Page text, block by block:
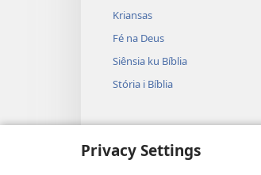
Privacy Settings
Kriansas
Fé na Deus
Siênsia ku Bíblia
Stória i Bíblia